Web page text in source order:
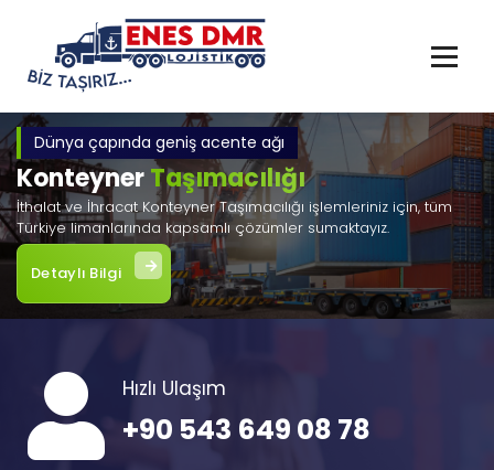
Dünya çapında geniş acente ağı
KonteynerTaşımacılığı
İthalat ve İhracat Konteyner Taşımacılığı işlemleriniz için, tüm
Türkiye limanlarında kapsamlı çözümler sumaktayız.
Detaylı Bilgi
Hızlı Ulaşım
+90 543 649 08 78